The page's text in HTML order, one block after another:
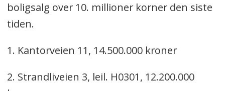
boligsalg over 10. millioner korner den siste
tiden.
1. Kantorveien 11, 14.500.000 kroner
2. Strandliveien 3, leil. H0301, 12.200.000